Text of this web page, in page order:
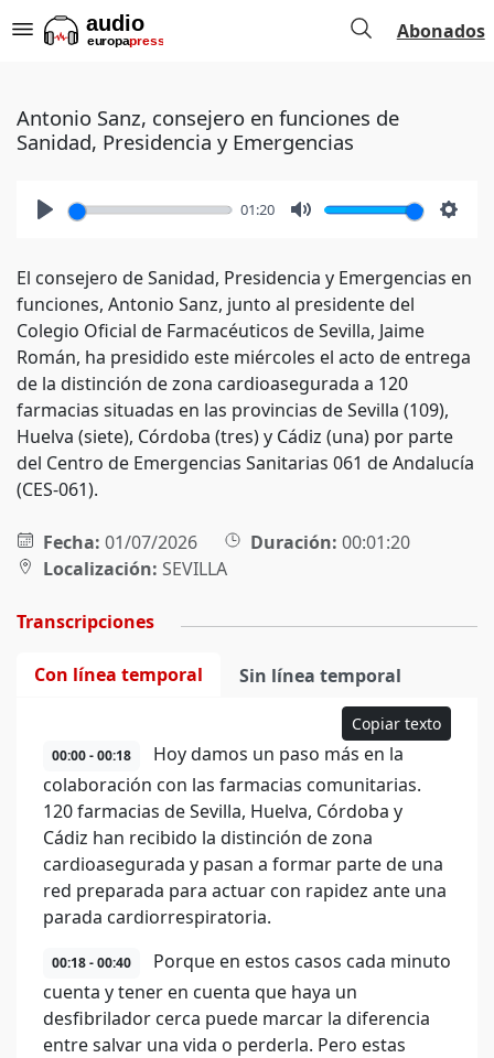
Abonados
Antonio Sanz, consejero en funciones de
Sanidad, Presidencia y Emergencias
01:20
El consejero de Sanidad, Presidencia y Emergencias en
funciones, Antonio Sanz, junto al presidente del
Colegio Oficial de Farmacéuticos de Sevilla, Jaime
Román, ha presidido este miércoles el acto de entrega
de la distinción de zona cardioasegurada a 120
farmacias situadas en las provincias de Sevilla (109),
Huelva (siete), Córdoba (tres) y Cádiz (una) por parte
del Centro de Emergencias Sanitarias 061 de Andalucía
(CES-061).
Fecha: 01/07/2026 Duración: 00:01:20
Localización: SEVILLA
Transcripciones
Con línea temporal Sin línea temporal
Copiar texto
00:00 - 00:18
Hoy damos un paso más en la
colaboración con las farmacias comunitarias.
120 farmacias de Sevilla, Huelva, Córdoba y
Cádiz han recibido la distinción de zona
cardioasegurada y pasan a formar parte de una
red preparada para actuar con rapidez ante una
parada cardiorrespiratoria.
00:18 - 00:40
Porque en estos casos cada minuto
cuenta y tener en cuenta que haya un
desfibrilador cerca puede marcar la diferencia
entre salvar una vida o perderla. Pero estas